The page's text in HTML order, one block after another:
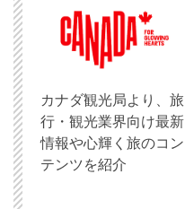
​カナダ観光局より、旅
行・観光業界向け最新
情報や心輝く旅のコン
テンツを紹介